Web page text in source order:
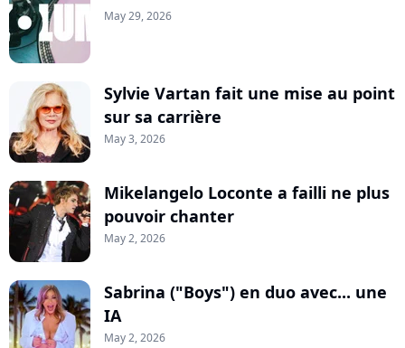
May 29, 2026
Sylvie Vartan fait une mise au point
sur sa carrière
May 3, 2026
Mikelangelo Loconte a failli ne plus
pouvoir chanter
May 2, 2026
Sabrina ("Boys") en duo avec... une
IA
May 2, 2026